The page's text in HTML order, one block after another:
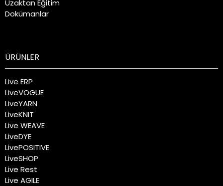
Uzaktan Eğitim
Dokümanlar
ÜRÜNLER
Live ERP
LiveVOGUE
LiveYARN
LiveKNIT
Live WEAVE
LiveDYE
LivePOSITIVE
LiveSHOP
Live Rest
Live AGILE